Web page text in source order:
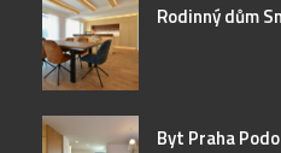
Rodinný dům
Byt Praha